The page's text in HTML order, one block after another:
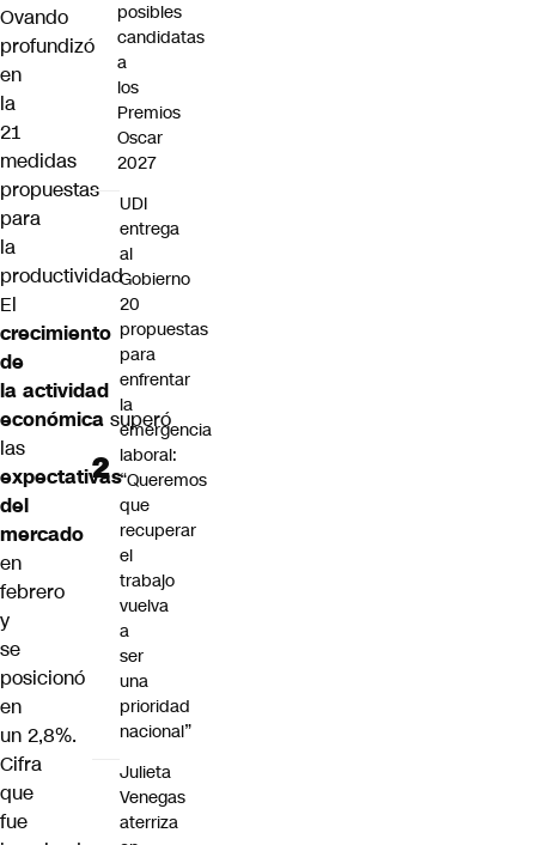
Ovando
profundizó
en
la
21
medidas
propuestas
para
la
productividad
El
crecimiento
de
la actividad
económica superó
las
expectativas
del
mercado
en
febrero
y
se
posicionó
en
un 2,8%.
Cifra
que
fue
posibles
candidatas
a
los
Premios
Oscar
2027
UDI
entrega
al
Gobierno
20
propuestas
para
enfrentar
la
emergencia
laboral:
“Queremos
que
recuperar
el
trabajo
vuelva
a
ser
una
prioridad
nacional”
Julieta
Venegas
aterriza